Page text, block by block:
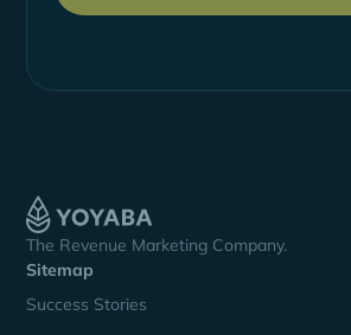
The Revenue Marketing Company.
Sitemap
Success Stories